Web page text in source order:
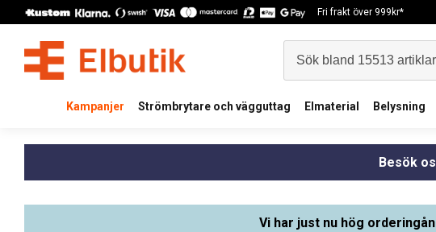
Fri frakt över 999kr*
Kampanjer Strömbrytare och vägguttag Elmaterial Belysning
Besök
Vi har just nu hög